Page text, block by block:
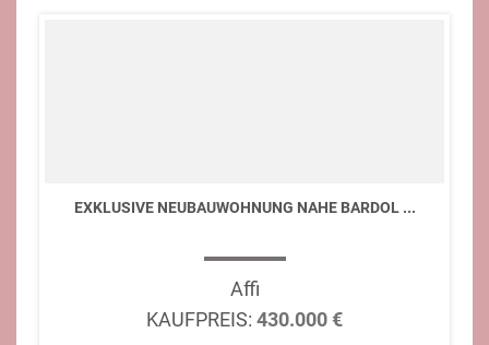
EXKLUSIVE NEUBAUWOHNUNG NAHE BARDOL ...
Affi
KAUFPREIS: 430.000 €